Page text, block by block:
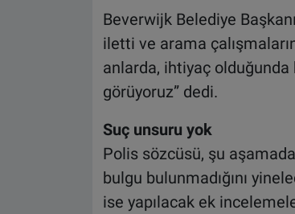
Beverwijk Belediye
iletti ve arama
anlarda, ihtiyaç
görüyoruz” dedi.
Suç unsuru yok
Polis sözcüsü, şu
bulgu bulunmadığını
ise yapılacak ek